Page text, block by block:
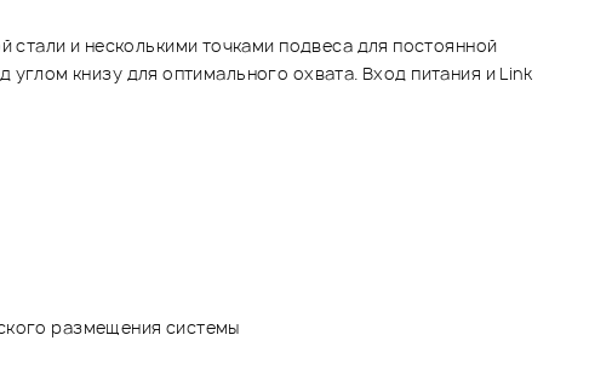
и несколькими точками подвеса для постоянной
книзу для оптимального охвата. Вход питания и Link
размещения системы